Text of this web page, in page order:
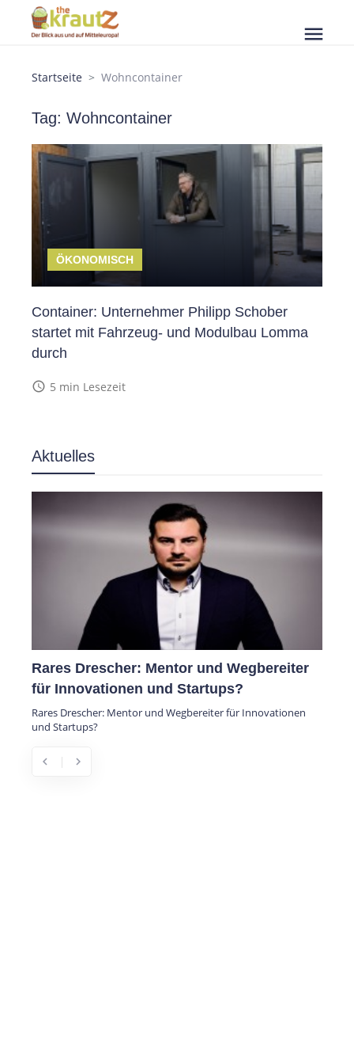
menu
Startseite Wohncontainer
Tag: Wohncontainer
ÖKONOMISCH
Container: Unternehmer Philipp Schober
startet mit Fahrzeug- und Modulbau Lomma
durch
access_time 5 min Lesezeit
Aktuelles
Rares Drescher: Mentor und Wegbereiter
für Innovationen und Startups?
Rares Drescher: Mentor und Wegbereiter für Innovationen
und Startups?
chevron_left chevron_right